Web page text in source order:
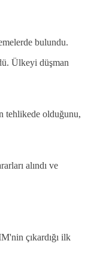
bulundu.
Ülkeyi düşman
tehlikede olduğunu,
alındı ve
çıkardığı ilk